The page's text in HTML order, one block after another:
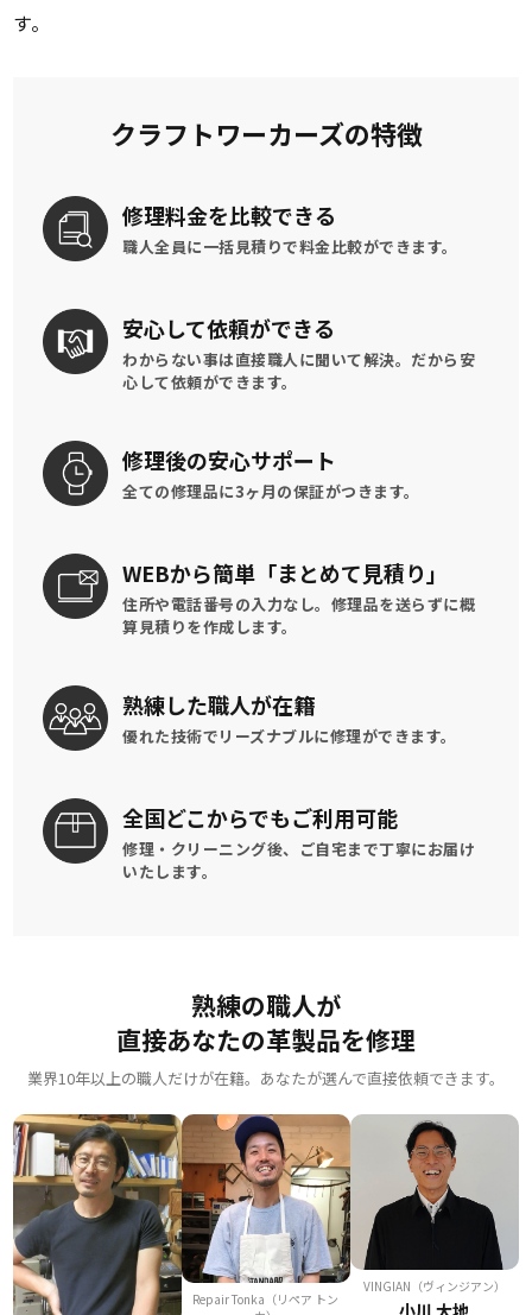
す。
クラフトワーカーズの特徴
修理料金を比較できる
職人全員に一括見積りで料金比較ができます。
安心して依頼ができる
わからない事は直接職人に聞いて解決。 だから安
心して依頼ができます。
修理後の安心サポート
全ての修理品に3ヶ月の保証がつきます。
WEBから簡単 「まとめて見積り」
住所や電話番号の入力なし。修理品を送らずに概
算見積りを作成します。
熟練した職人が在籍
優れた技術でリーズナブルに修理ができます。
全国どこからでもご利用可能
修理・クリーニング後、 ご自宅まで丁寧にお届け
いたします。
熟練の職人が
直接あなたの革製品を修理
業界10年以上の職人だけが在籍。あなたが選んで直接依頼できます。
Repair Tonka（リペア トン
VINGIAN（ヴィンジアン）